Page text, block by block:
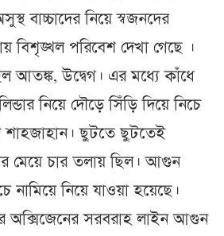
বাচ্চাদের নিয়ে স্বজনদের
বিশৃঙ্খল পরিবেশ দেখা গেছে ।
আতঙ্ক, উদ্বেগ। এর মধ্যে কাঁধে
নিয়ে দৌড়ে সিঁড়ি দিয়ে নিচে
শাহজাহান। ছুটতে ছুটতেই
মেয়ে চার তলায় ছিল। আগুন
নামিয়ে নিয়ে যাওয়া হয়েছে।
অক্সিজেনের সরবরাহ লাইন আগুন